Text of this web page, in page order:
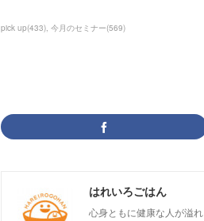
pick up(433) 今月のセミナー(569)
はれいろごはん
心身ともに健康な人が溢